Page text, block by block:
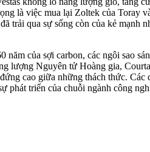
là việc mua lại Zoltek của Toray
trải qua sự sống còn của kẻ mạnh
năm của sợi carbon, các ngôi sao
lượng Nguyên tử Hoàng gia,
cao giữa những thách thức.
phát triển của chuỗi ngành công